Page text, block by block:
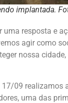
implantada.
uma resposta e
agir como
nossa
09 realizamos
uma das